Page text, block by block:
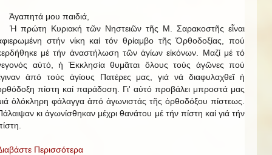
μου παιδιά,
πρώτη Κυριακή τῶν Νηστειῶν τῆς Μ. Σαρακοστῆς εἶναι
στήν νίκη καί τόν θρίαμβο τῆς Ὀρθοδοξίας, πού
μέ τήν ἀναστήλωση τῶν ἁγίων εἰκόνων. Μαζί μέ τό
αὐτό, ἡ Ἐκκλησία θυμᾶται ὅλους τούς ἀγῶνες πού
ἀπό τούς ἁγίους Πατέρες μας, γιά νά διαφυλαχθεῖ ἡ
πίστη καί παράδοση. Γι' αὐτό προβάλει μπροστά μας
ὁλόκληρη φάλαγγα ἀπό ἀγωνιστάς τῆς ὀρθοδόξου πίστεως.
κι ἀγωνίσθηκαν μέχρι θανάτου μέ τήν πίστη καί γιά τήν
Περισσότερα